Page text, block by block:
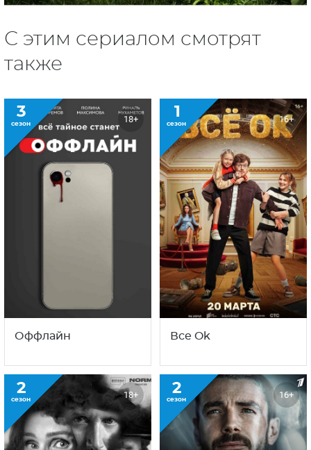
С этим сериалом смотрят
также
3
сезон 18+
Оффлайн
1
сезон 16+
Все Ok
2
сезон 18+ 2
сезон 16+